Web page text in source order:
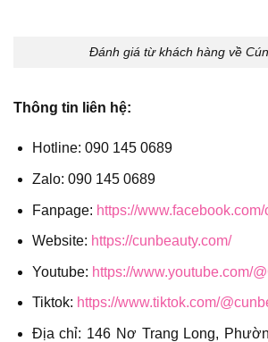
Đánh giá từ khách hàng về
Thông tin liên hệ:
Hotline: 090 145 0689
Zalo: 090 145 0689
Fanpage: https://
Website: https://cunbeauty.com/
Youtube: https://www.youtube.com/
Tiktok: https://www.tiktok.com/
Địa chỉ: 146 Nơ Trang Long,